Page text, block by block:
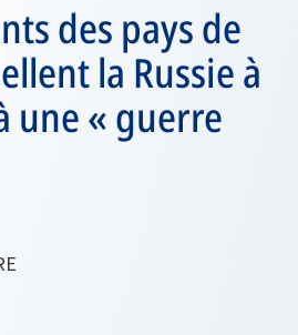
des pays de
la Russie à
une « guerre